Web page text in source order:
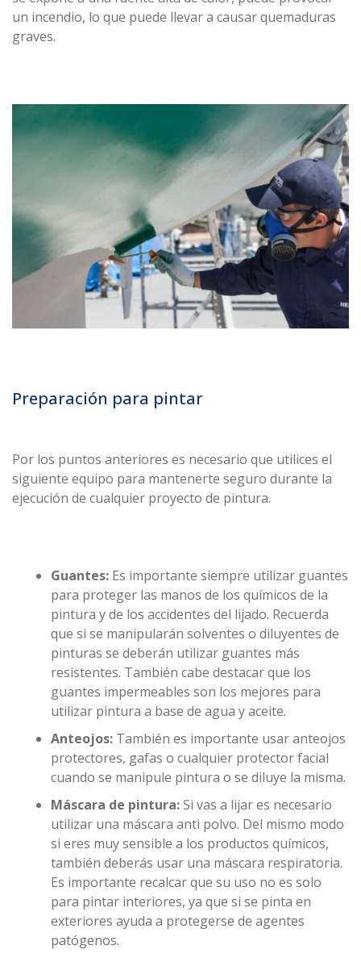
un incendio, lo que puede llevar a causar quemaduras
graves.
Preparación para pintar
Por los puntos anteriores es necesario que utilices el
siguiente equipo para mantenerte seguro durante la
ejecución de cualquier proyecto de pintura.
Guantes: Es importante siempre utilizar guantes
para proteger las manos de los químicos de la
pintura y de los accidentes del lijado. Recuerda
que si se manipularán solventes o diluyentes de
pinturas se deberán utilizar guantes más
resistentes. También cabe destacar que los
guantes impermeables son los mejores para
utilizar pintura a base de agua y aceite.
Anteojos: También es importante usar anteojos
protectores, gafas o cualquier protector facial
cuando se manipule pintura o se diluye la misma.
Máscara de pintura:Si vas a lijar es necesario
utilizar una máscara anti polvo. Del mismo modo
si eres muy sensible a los productos químicos,
también deberás usar una máscara respiratoria.
Es importante recalcar que su uso no es solo
para pintar interiores, ya que si se pinta en
exteriores ayuda a protegerse de agentes
patógenos.